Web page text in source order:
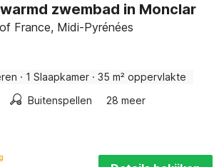
zwembad in Monclar
France, Midi-Pyrénées
· 1 Slaapkamer · 35 m² oppervlakte
Buitenspellen 28 meer